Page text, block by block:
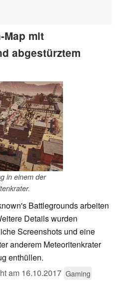
Map mit
abgestürztem
in einem der
Battlegrounds arbeiten
Details wurden
Screenshots und eine
anderem Meteoritenkrater
enthüllen.
am 16.10.2017 Gaming